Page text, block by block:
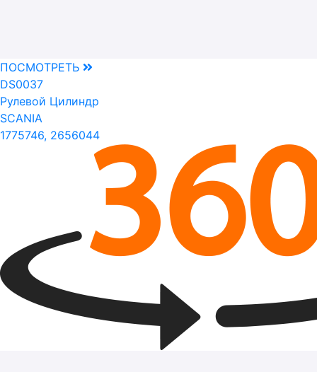
ПОСМОТРЕТЬ
DS0037
Рулевой Цилиндр
SCANIA
1775746, 2656044